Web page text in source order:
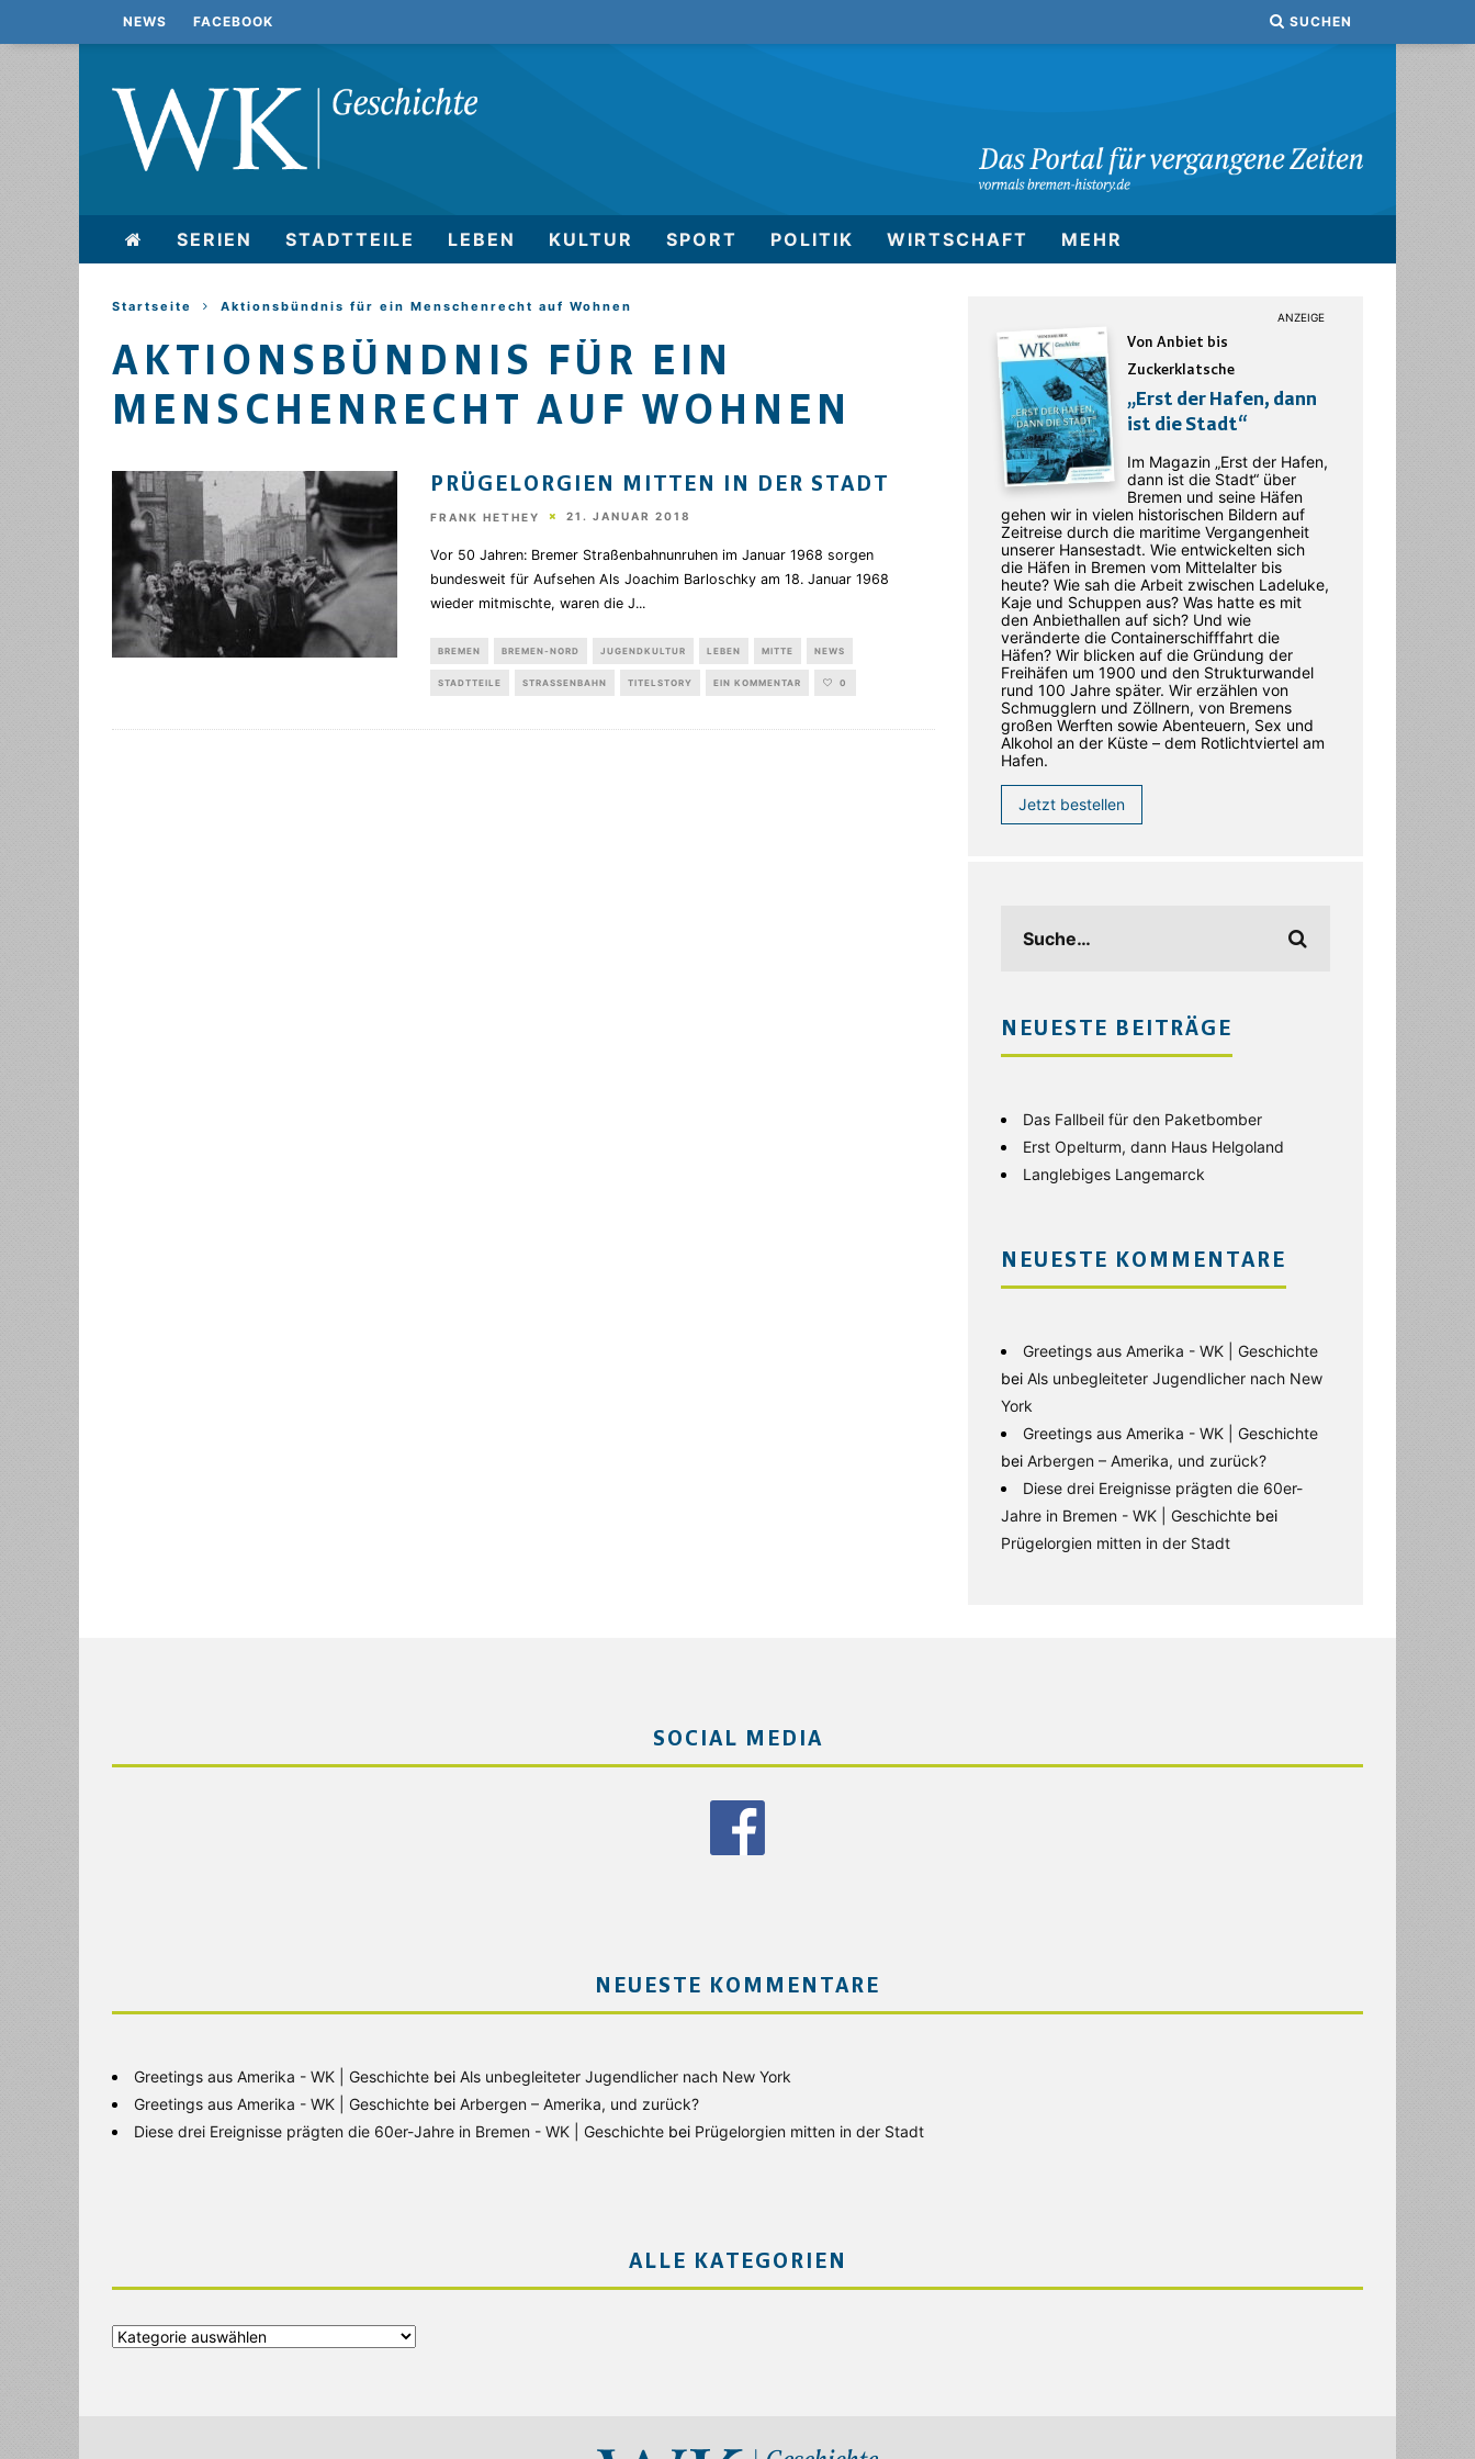
NEWS FACEBOOK SUCHEN
SERIEN STADTTEILE LEBEN KULTUR SPORT POLITIK WIRTSCHAFT MEHR
Startseite Aktionsbündnis für ein Menschenrecht auf Wohnen
AKTIONSBÜNDNIS FÜR EIN
MENSCHENRECHT AUF WOHNEN
PRÜGELORGIEN MITTEN IN DER STADT
FRANK HETHEY 21. JANUAR 2018
Vor 50 Jahren: Bremer Straßenbahnunruhen im Januar 1968 sorgen
bundesweit für Aufsehen Als Joachim Barloschky am 18. Januar 1968
wieder mitmischte, waren die J...
BREMEN BREMEN-NORD JUGENDKULTUR LEBEN MITTE NEWS
STADTTEILE STRASSENBAHN TITELSTORY EIN KOMMENTAR 0
Von Anbiet bis
Zuckerklatsche
„Erst der Hafen, dann
ist die Stadt“
Im Magazin „Erst der Hafen,
dann ist die Stadt“ über
Bremen und seine Häfen
gehen wir in vielen historischen Bildern auf
Zeitreise durch die maritime Vergangenheit
unserer Hansestadt. Wie entwickelten sich
die Häfen in Bremen vom Mittelalter bis
heute? Wie sah die Arbeit zwischen Ladeluke,
Kaje und Schuppen aus? Was hatte es mit
den Anbiethallen auf sich? Und wie
veränderte die Containerschifffahrt die
Häfen? Wir blicken auf die Gründung der
Freihäfen um 1900 und den Strukturwandel
rund 100 Jahre später. Wir erzählen von
Schmugglern und Zöllnern, von Bremens
großen Werften sowie Abenteuern, Sex und
Alkohol an der Küste – dem Rotlichtviertel am
Hafen.
Jetzt bestellen
NEUESTE BEITRÄGE
Das Fallbeil für den Paketbomber
Erst Opelturm, dann Haus Helgoland
Langlebiges Langemarck
NEUESTE KOMMENTARE
Greetings aus Amerika - WK | Geschichte
bei Als unbegleiteter Jugendlicher nach New
York
Greetings aus Amerika - WK | Geschichte
bei Arbergen – Amerika, und zurück?
Diese drei Ereignisse prägten die 60er-
Jahre in Bremen - WK | Geschichte bei
Prügelorgien mitten in der Stadt
SOCIAL MEDIA
NEUESTE KOMMENTARE
Greetings aus Amerika - WK | Geschichte bei Als unbegleiteter Jugendlicher nach New York
Greetings aus Amerika - WK | Geschichte bei Arbergen – Amerika, und zurück?
Diese drei Ereignisse prägten die 60er-Jahre in Bremen - WK | Geschichte bei Prügelorgien mitten in der Stadt
ALLE KATEGORIEN
Alle